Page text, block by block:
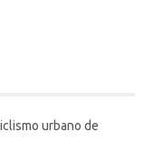
urbano de